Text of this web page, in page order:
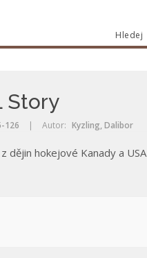
Hledej
Story
126 | Autor: Kyzling, Dalibor
dějin hokejové Kanady a USA